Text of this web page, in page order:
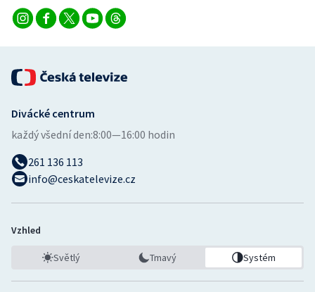
Divácké centrum
každý všední den:8:00—16:00 hodin
261 136 113
info@ceskatelevize.cz
Vzhled
Světlý Tmavý Systém